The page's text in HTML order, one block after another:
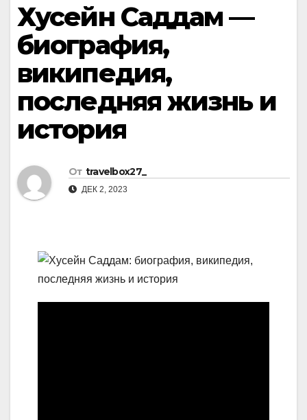
Хусейн Саддам —
биография,
википедия,
последняя жизнь и
история
От travelbox27_
ДЕК 2, 2023